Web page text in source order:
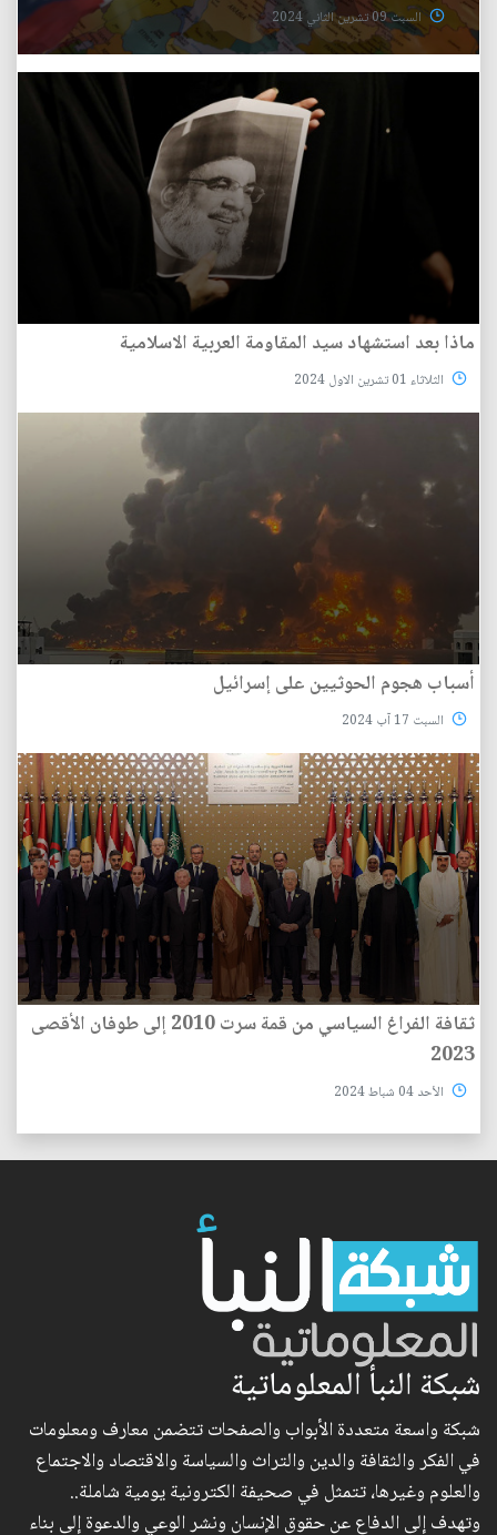
السبت 09 تشرين الثاني 2024
ماذا بعد استشهاد سيد المقاومة العربية الاسلامية
الثلاثاء 01 تشرين الاول 2024
أسباب هجوم الحوثيين على إسرائيل
السبت 17 آب 2024
ثقافة الفراغ السياسي من قمة سرت 2010 إلى طوفان الأقصى
2023
الأحد 04 شباط 2024
شبكة النبأ المعلوماتية
شبكة واسعة متعددة الأبواب والصفحات تتضمن معارف ومعلومات
في الفكر والثقافة والدين والتراث والسياسة والاقتصاد والاجتماع
والعلوم وغيرها، تتمثل في صحيفة الكترونية يومية شاملة..
وتهدف إلى الدفاع عن حقوق الإنسان ونشر الوعي والدعوة إلى بناء